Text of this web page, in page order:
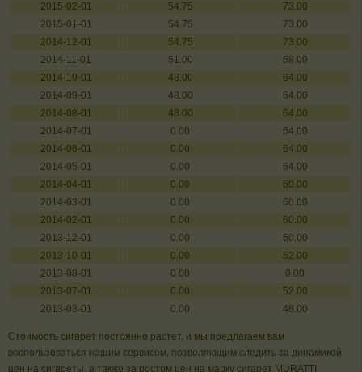
2015-02-01
54.75
73.00
2015-01-01
54.75
73.00
2014-12-01
54.75
73.00
2014-11-01
51.00
68.00
2014-10-01
48.00
64.00
2014-09-01
48.00
64.00
2014-08-01
48.00
64.00
2014-07-01
0.00
64.00
2014-06-01
0.00
64.00
2014-05-01
0.00
64.00
2014-04-01
0.00
60.00
2014-03-01
0.00
60.00
2014-02-01
0.00
60.00
2013-12-01
0.00
60.00
2013-10-01
0.00
52.00
2013-08-01
0.00
0.00
2013-07-01
0.00
52.00
2013-03-01
0.00 48.00
Стоимость сигарет постоянно растет, и мы предлагаем вам
воспользоваться нашим сервисом, позволяющим следить за динамикой
цен на сигареты, а также за ростом цен на марку сигарет MURATTI